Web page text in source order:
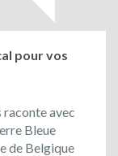
pour vos
raconte avec
Bleue
de Belgique